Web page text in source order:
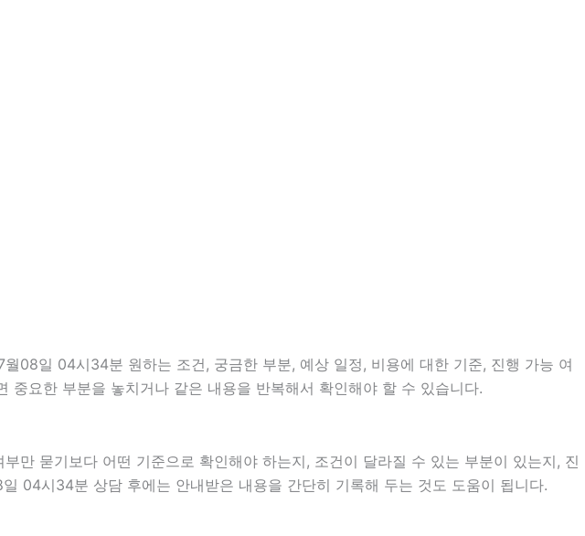
08일 04시34분 원하는 조건, 궁금한 부분, 예상 일정, 비용에 대한 기준, 진행 가능 여
요한 부분을 놓치거나 같은 내용을 반복해서 확인해야 할 수 있습니다.
만 묻기보다 어떤 기준으로 확인해야 하는지, 조건이 달라질 수 있는 부분이 있는지, 진
04시34분 상담 후에는 안내받은 내용을 간단히 기록해 두는 것도 도움이 됩니다.